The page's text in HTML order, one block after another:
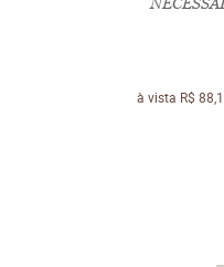
à vista R$